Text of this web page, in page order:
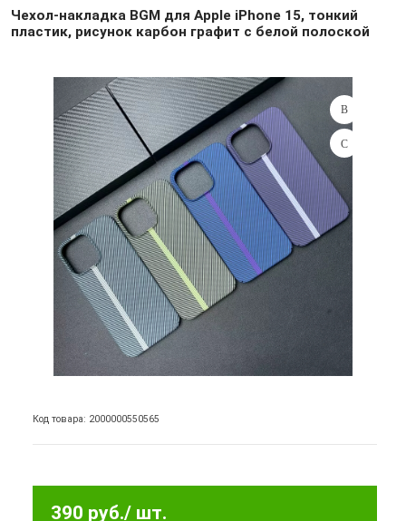
Чехол-накладка BGM для Apple iPhone 15, тонкий
пластик, рисунок карбон графит с белой полоской
Код товара: 2000000550565
390 руб./ шт.